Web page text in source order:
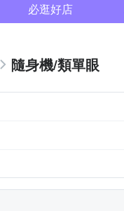
必逛好店
隨身機/類單眼